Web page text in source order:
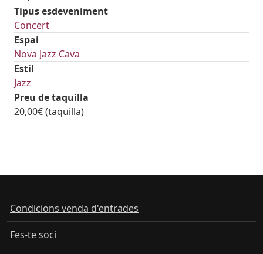
Tipus esdeveniment
Concert
Espai
Nova Jazz Cava
Estil
Jazz
Preu de taquilla
20,00€ (taquilla)
Condicions venda d'entrades
Fes-te soci